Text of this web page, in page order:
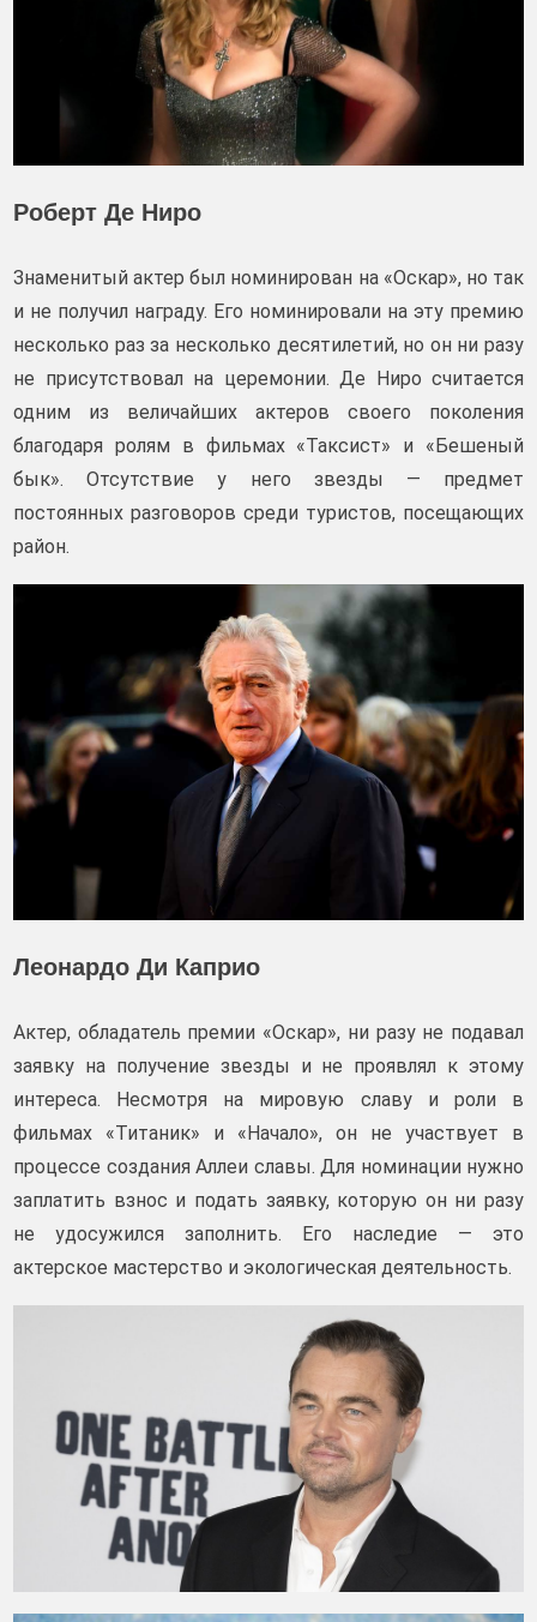
Роберт Де Ниро
Знаменитый актер был номинирован на «Оскар», но так
и не получил награду. Его номинировали на эту премию
несколько раз за несколько десятилетий, но он ни разу
не присутствовал на церемонии. Де Ниро считается
одним из величайших актеров своего поколения
благодаря ролям в фильмах «Таксист» и «Бешеный
бык». Отсутствие у него звезды — предмет
постоянных разговоров среди туристов, посещающих
район.
Леонардо Ди Каприо
Актер, обладатель премии «Оскар», ни разу не подавал
заявку на получение звезды и не проявлял к этому
интереса. Несмотря на мировую славу и роли в
фильмах «Титаник» и «Начало», он не участвует в
процессе создания Аллеи славы. Для номинации нужно
заплатить взнос и подать заявку, которую он ни разу
не удосужился заполнить. Его наследие — это
актерское мастерство и экологическая деятельность.